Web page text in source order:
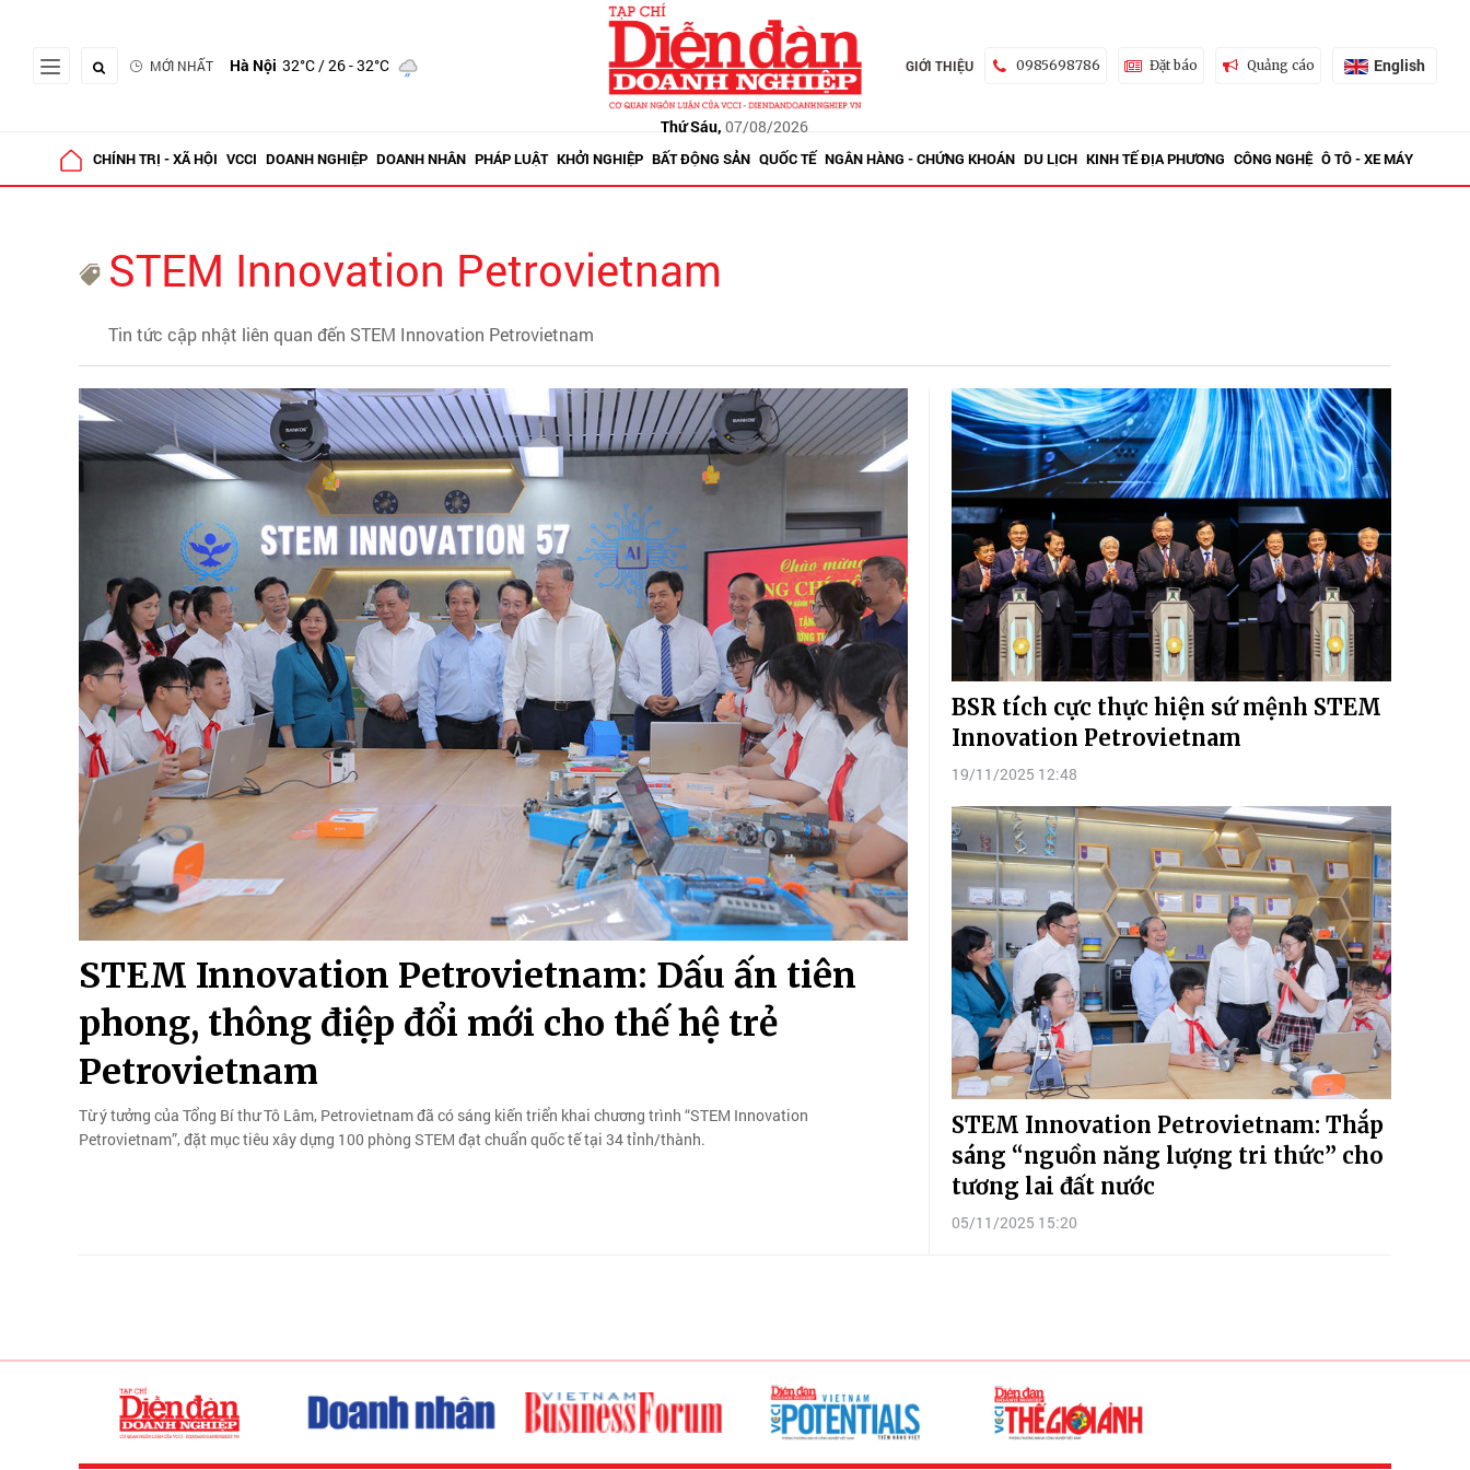
MỚI NHẤT Hà Nội 32°C/ 26 - 32°C
Thứ Sáu, 07/08/2026
GIỚI THIỆU 0985698786 Đặt báo Quảng cáo English
CHÍNH TRỊ - XÃ HỘI VCCI DOANH NGHIỆP DOANH NHÂN PHÁP LUẬT KHỞI NGHIỆP BẤT ĐỘNG SẢN QUỐC TẾ NGÂN HÀNG - CHỨNG KHOÁN DU LỊCH KINH TẾ ĐỊA PHƯƠNG CÔNG NGHỆ Ô TÔ - XE MÁY
STEM Innovation Petrovietnam
Tin tức cập nhật liên quan đến STEM Innovation Petrovietnam
STEM Innovation Petrovietnam: Dấu ấn tiên
phong, thông điệp đổi mới cho thế hệ trẻ
Petrovietnam
Từ ý tưởng của Tổng Bí thư Tô Lâm, Petrovietnam đã có sáng kiến triển khai chương trình “STEM Innovation
Petrovietnam”, đặt mục tiêu xây dựng 100 phòng STEM đạt chuẩn quốc tế tại 34 tỉnh/thành.
BSR tích cực thực hiện sứ mệnh STEM
Innovation Petrovietnam
19/11/2025 12:48
STEM Innovation Petrovietnam: Thắp
sáng “nguồn năng lượng tri thức” cho
tương lai đất nước
05/11/2025 15:20